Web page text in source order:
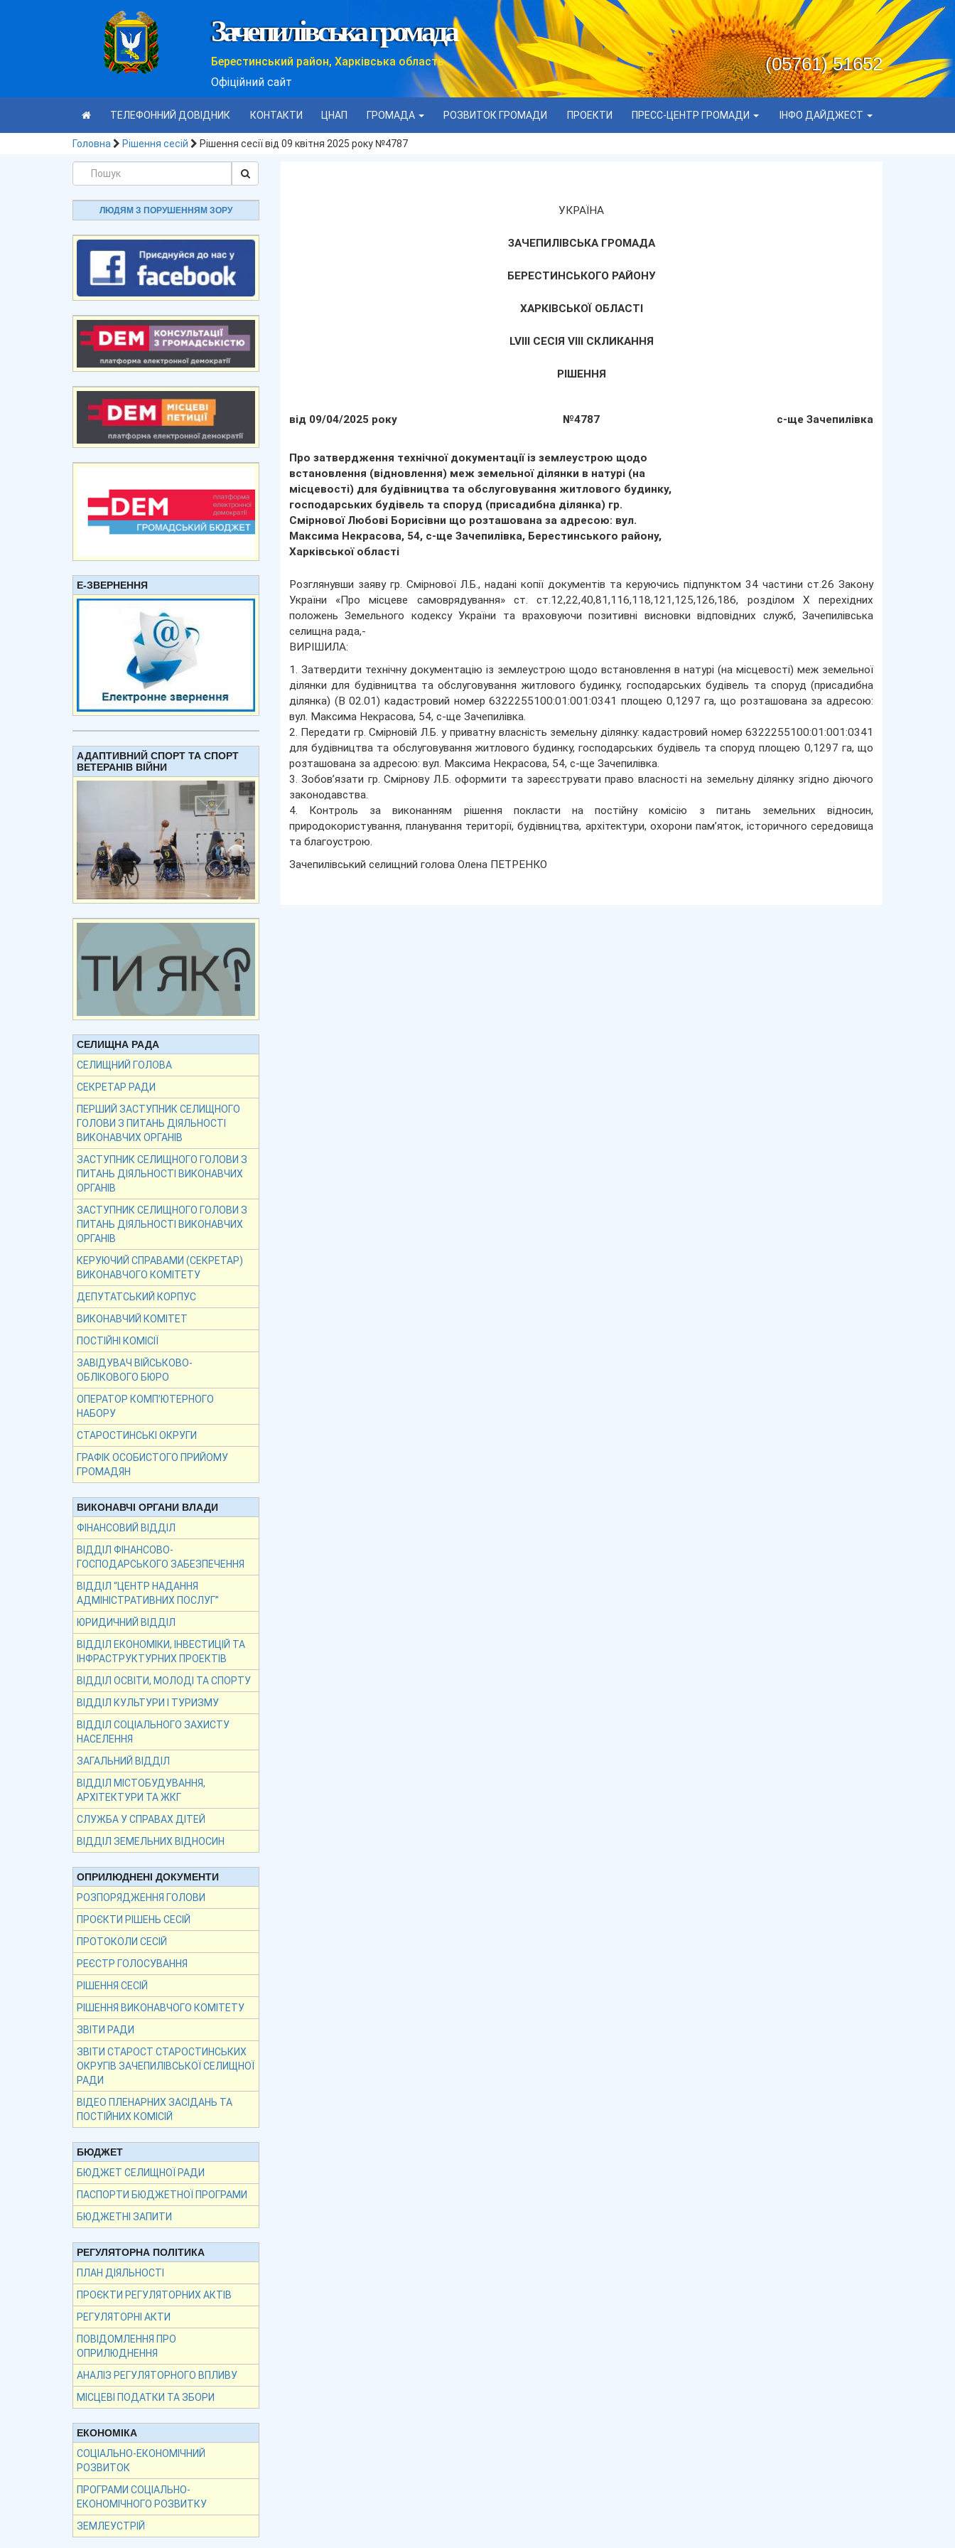
Зачепилівська громада
Берестинський район, Харківська область
Офіційний сайт
(05761) 51652
ТЕЛЕФОННИЙ ДОВІДНИК КОНТАКТИ ЦНАП ГРОМАДА РОЗВИТОК ГРОМАДИ ПРОЕКТИ ПРЕСС-ЦЕНТР ГРОМАДИ ІНФО ДАЙДЖЕСТ
Головна Рішення сесій Рішення сесії від 09 квітня 2025 року №4787
ЛЮДЯМ З ПОРУШЕННЯМ ЗОРУ
Е-ЗВЕРНЕННЯ
АДАПТИВНИЙ СПОРТ ТА СПОРТ
ВЕТЕРАНІВ ВІЙНИ
СЕЛИЩНА РАДА
СЕЛИЩНИЙ ГОЛОВА
СЕКРЕТАР РАДИ
ПЕРШИЙ ЗАСТУПНИК СЕЛИЩНОГО
ГОЛОВИ З ПИТАНЬ ДІЯЛЬНОСТІ
ВИКОНАВЧИХ ОРГАНІВ
ЗАСТУПНИК СЕЛИЩНОГО ГОЛОВИ З
ПИТАНЬ ДІЯЛЬНОСТІ ВИКОНАВЧИХ
ОРГАНІВ
ЗАСТУПНИК СЕЛИЩНОГО ГОЛОВИ З
ПИТАНЬ ДІЯЛЬНОСТІ ВИКОНАВЧИХ
ОРГАНІВ
КЕРУЮЧИЙ СПРАВАМИ (СЕКРЕТАР)
ВИКОНАВЧОГО КОМІТЕТУ
ДЕПУТАТСЬКИЙ КОРПУС
ВИКОНАВЧИЙ КОМІТЕТ
ПОСТІЙНІ КОМІСІЇ
ЗАВІДУВАЧ ВІЙСЬКОВО-
ОБЛІКОВОГО БЮРО
ОПЕРАТОР КОМП’ЮТЕРНОГО
НАБОРУ
СТАРОСТИНСЬКІ ОКРУГИ
ГРАФІК ОСОБИСТОГО ПРИЙОМУ
ГРОМАДЯН
ВИКОНАВЧІ ОРГАНИ ВЛАДИ
ФІНАНСОВИЙ ВІДДІЛ
ВІДДІЛ ФІНАНСОВО-
ГОСПОДАРСЬКОГО ЗАБЕЗПЕЧЕННЯ
ВІДДІЛ “ЦЕНТР НАДАННЯ
АДМІНІСТРАТИВНИХ ПОСЛУГ”
ЮРИДИЧНИЙ ВІДДІЛ
ВІДДІЛ ЕКОНОМІКИ, ІНВЕСТИЦІЙ ТА
ІНФРАСТРУКТУРНИХ ПРОЕКТІВ
ВІДДІЛ ОСВІТИ, МОЛОДІ ТА СПОРТУ
ВІДДІЛ КУЛЬТУРИ І ТУРИЗМУ
ВІДДІЛ СОЦІАЛЬНОГО ЗАХИСТУ
НАСЕЛЕННЯ
ЗАГАЛЬНИЙ ВІДДІЛ
ВІДДІЛ МІСТОБУДУВАННЯ,
АРХІТЕКТУРИ ТА ЖКГ
СЛУЖБА У СПРАВАХ ДІТЕЙ
ВІДДІЛ ЗЕМЕЛЬНИХ ВІДНОСИН
ОПРИЛЮДНЕНІ ДОКУМЕНТИ
РОЗПОРЯДЖЕННЯ ГОЛОВИ
ПРОЄКТИ РІШЕНЬ СЕСІЙ
ПРОТОКОЛИ СЕСІЙ
РЕЄСТР ГОЛОСУВАННЯ
РІШЕННЯ СЕСІЙ
РІШЕННЯ ВИКОНАВЧОГО КОМІТЕТУ
ЗВІТИ РАДИ
ЗВІТИ СТАРОСТ СТАРОСТИНСЬКИХ
ОКРУГІВ ЗАЧЕПИЛІВСЬКОЇ СЕЛИЩНОЇ
РАДИ
ВІДЕО ПЛЕНАРНИХ ЗАСІДАНЬ ТА
ПОСТІЙНИХ КОМІСІЙ
БЮДЖЕТ
БЮДЖЕТ СЕЛИЩНОЇ РАДИ
ПАСПОРТИ БЮДЖЕТНОЇ ПРОГРАМИ
БЮДЖЕТНІ ЗАПИТИ
РЕГУЛЯТОРНА ПОЛІТИКА
ПЛАН ДІЯЛЬНОСТІ
ПРОЄКТИ РЕГУЛЯТОРНИХ АКТІВ
РЕГУЛЯТОРНІ АКТИ
ПОВІДОМЛЕННЯ ПРО
ОПРИЛЮДНЕННЯ
АНАЛІЗ РЕГУЛЯТОРНОГО ВПЛИВУ
МІСЦЕВІ ПОДАТКИ ТА ЗБОРИ
ЕКОНОМІКА
СОЦІАЛЬНО-ЕКОНОМІЧНИЙ
РОЗВИТОК
ПРОГРАМИ СОЦІАЛЬНО-
ЕКОНОМІЧНОГО РОЗВИТКУ
ЗЕМЛЕУСТРІЙ
УКРАЇНА
ЗАЧЕПИЛІВСЬКА ГРОМАДА
БЕРЕСТИНСЬКОГО РАЙОНУ
ХАРКІВСЬКОЇ ОБЛАСТІ
LVІІІ СЕСІЯ VIII СКЛИКАННЯ
РІШЕННЯ
від 09/04/2025 року №4787 с-ще Зачепилівка
Про затвердження технічної документації із землеустрою щодо
встановлення (відновлення) меж земельної ділянки в натурі (на
місцевості) для будівництва та обслуговування житлового будинку,
господарських будівель та споруд (присадибна ділянка) гр.
Смірнової Любові Борисівни що розташована за адресою: вул.
Максима Некрасова, 54, с-ще Зачепилівка, Берестинського району,
Харківської області
Розглянувши заяву гр. Смірнової Л.Б., надані копії документів та керуючись підпунктом 34 частини ст.26 Закону
України «Про місцеве самоврядування» ст. ст.12,22,40,81,116,118,121,125,126,186, розділом Х перехідних
положень Земельного кодексу України та враховуючи позитивні висновки відповідних служб, Зачепилівська
селищна рада,-
ВИРІШИЛА:
1. Затвердити технічну документацію із землеустрою щодо встановлення в натурі (на місцевості) меж земельної
ділянки для будівництва та обслуговування житлового будинку, господарських будівель та споруд (присадибна
ділянка) (В 02.01) кадастровий номер 6322255100:01:001:0341 площею 0,1297 га, що розташована за адресою:
вул. Максима Некрасова, 54, с-ще Зачепилівка.
2. Передати гр. Смірновій Л.Б. у приватну власність земельну ділянку: кадастровий номер 6322255100:01:001:0341
для будівництва та обслуговування житлового будинку, господарських будівель та споруд площею 0,1297 га, що
розташована за адресою: вул. Максима Некрасова, 54, с-ще Зачепилівка.
3. Зобов’язати гр. Смірнову Л.Б. оформити та зареєструвати право власності на земельну ділянку згідно діючого
законодавства.
4. Контроль за виконанням рішення покласти на постійну комісію з питань земельних відносин,
природокористування, планування території, будівництва, архітектури, охорони пам’яток, історичного середовища
та благоустрою.
Зачепилівський селищний голова Олена ПЕТРЕНКО